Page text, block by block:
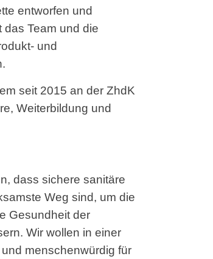
entworfen und
das Team und die
und
seit 2015 an der ZhdK
Weiterbildung und
dass sichere sanitäre
Weg sind, um die
Gesundheit der
Wir wollen in einer
menschenwürdig für